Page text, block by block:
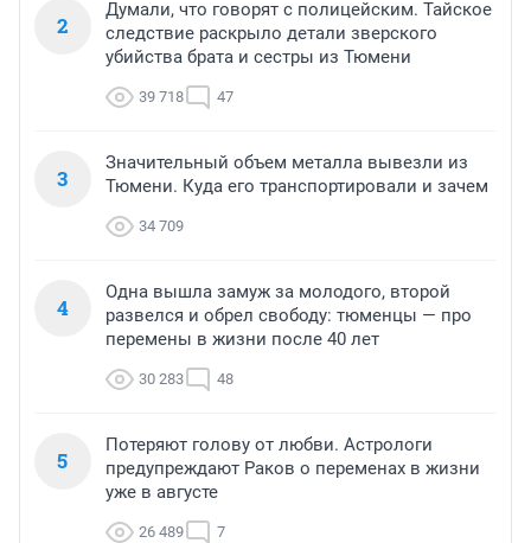
2
Думали, что говорят с полицейским. Тайское
следствие раскрыло детали зверского
убийства брата и сестры из Тюмени
39 718 47
3
Значительный объем металла вывезли из
Тюмени. Куда его транспортировали и зачем
34 709
4
Одна вышла замуж за молодого, второй
развелся и обрел свободу: тюменцы — про
перемены в жизни после 40 лет
30 283 48
5
Потеряют голову от любви. Астрологи
предупреждают Раков о переменах в жизни
уже в августе
26 489 7